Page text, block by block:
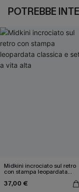
POTREBBE
Midkini incrociato sul retro
con stampa leopardata
37,00 €